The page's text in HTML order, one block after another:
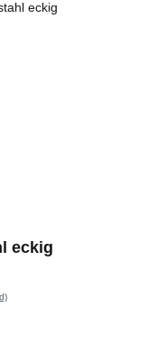
eckig